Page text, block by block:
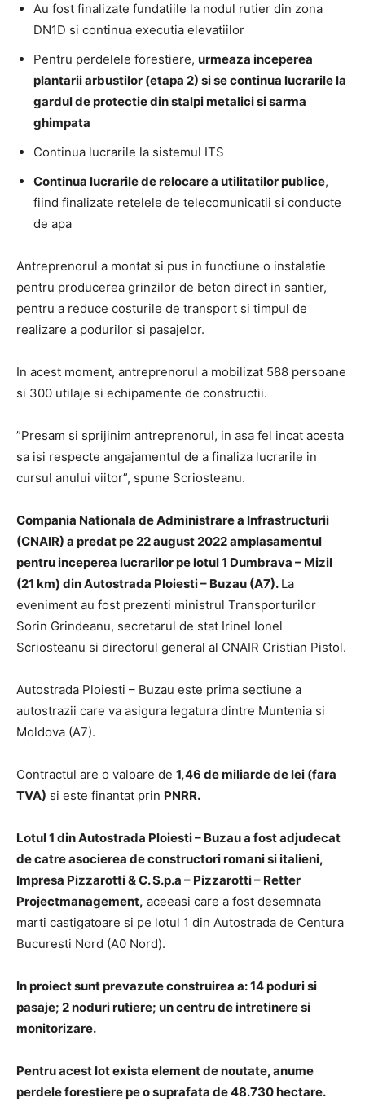
Au fost finalizate fundatiile la nodul rutier din zona
DN1D si continua executia elevatiilor
Pentru perdelele forestiere, urmeaza inceperea
plantarii arbustilor (etapa 2) si se continua lucrarile la
gardul de protectie din stalpi metalici si sarma
ghimpata
Continua lucrarile la sistemul ITS
Continua lucrarile de relocare a utilitatilor publice,
fiind finalizate retelele de telecomunicatii si conducte
de apa
Antreprenorul a montat si pus in functiune o instalatie
pentru producerea grinzilor de beton direct in santier,
pentru a reduce costurile de transport si timpul de
realizare a podurilor si pasajelor.
In acest moment, antreprenorul a mobilizat 588 persoane
si 300 utilaje si echipamente de constructii.
”Presam si sprijinim antreprenorul, in asa fel incat acesta
sa isi respecte angajamentul de a finaliza lucrarile in
cursul anului viitor”, spune Scriosteanu.
Compania Nationala de Administrare a Infrastructurii
(CNAIR) a predat pe 22 august 2022 amplasamentul
pentru inceperea lucrarilor pe lotul 1 Dumbrava – Mizil
(21 km) din Autostrada Ploiesti – Buzau (A7). La
eveniment au fost prezenti ministrul Transporturilor
Sorin Grindeanu, secretarul de stat Irinel Ionel
Scriosteanu si directorul general al CNAIR Cristian Pistol.
Autostrada Ploiesti – Buzau este prima sectiune a
autostrazii care va asigura legatura dintre Muntenia si
Moldova (A7).
Contractul are o valoare de 1,46 de miliarde de lei (fara
TVA) si este finantat prin PNRR.
Lotul 1 din Autostrada Ploiesti – Buzau a fost adjudecat
de catre asocierea de constructori romani si italieni,
Impresa Pizzarotti & C. S.p.a – Pizzarotti – Retter
Projectmanagement, aceeasi care a fost desemnata
marti castigatoare si pe lotul 1 din Autostrada de Centura
Bucuresti Nord (A0 Nord).
In proiect sunt prevazute construirea a: 14 poduri si
pasaje; 2 noduri rutiere; un centru de intretinere si
monitorizare.
Pentru acest lot exista element de noutate, anume
perdele forestiere pe o suprafata de 48.730 hectare.